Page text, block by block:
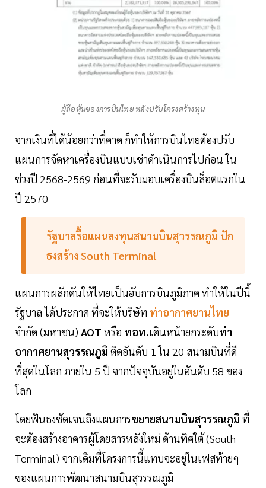
ผู้ถือหุ้นของการบินไทย หลังปรับโครงสร้างทุน
จากเงินที่ได้น้อยกว่าที่คาด ก็ทำให้การบินไทยต้องปรับ
แผนการจัดหาเครื่องบินแบบเช่าดำเนินการไปก่อน ใน
ช่วงปี 2568-2569 ก่อนที่จะรับมอบเครื่องบินล็อตแรกใน
ปี 2570
รัฐบาลรื้อแผนลงทุนสนามบินสุวรรณภูมิ ปัก
ธงสร้าง South Terminal
แผนการผลักดันให้ไทยเป็นฮับการบินภูมิภาค ทำให้ในปีนี้
รัฐบาล ได้ประกาศ ที่จะให้บริษัท ท่าอากาศยานไทย
จำกัด (มหาชน) AOT หรือ ทอท.เดินหน้ายกระดับท่า
อากาศยานสุวรรณภูมิ ติดอันดับ 1 ใน 20 สนามบินที่ดี
ที่สุดในโลก ภายใน 5 ปี จากปัจจุบันอยู่ในอันดับ 58 ของ
โลก
โดยฟันธงชัดเจนถึงแผนการขยายสนามบินสุวรรณภูมิ ที่
จะต้องสร้างอาคารผู้โดยสารหลังใหม่ ด้านทิศใต้ (South
Terminal) จากเดิมที่โครงการนี้แทบจะอยู่ในเฟสท้ายๆ
ของแผนการพัฒนาสนามบินสุวรรณภูมิ